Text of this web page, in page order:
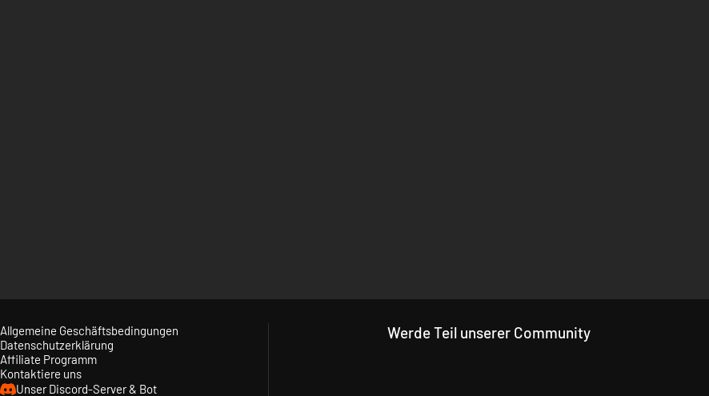
Allgemeine Geschäftsbedingungen
Datenschutzerklärung
Affiliate Programm
Kontaktiere uns
Unser Discord-Server & Bot
Werde Teil unserer Community